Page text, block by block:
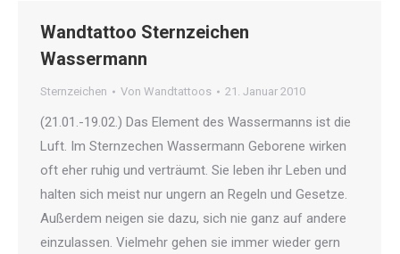
Wandtattoo Sternzeichen
Wassermann
Sternzeichen Von Wandtattoos 21. Januar 2010
(21.01.-19.02.) Das Element des Wassermanns ist die
Luft. Im Sternzechen Wassermann Geborene wirken
oft eher ruhig und verträumt. Sie leben ihr Leben und
halten sich meist nur ungern an Regeln und Gesetze.
Außerdem neigen sie dazu, sich nie ganz auf andere
einzulassen. Vielmehr gehen sie immer wieder gern